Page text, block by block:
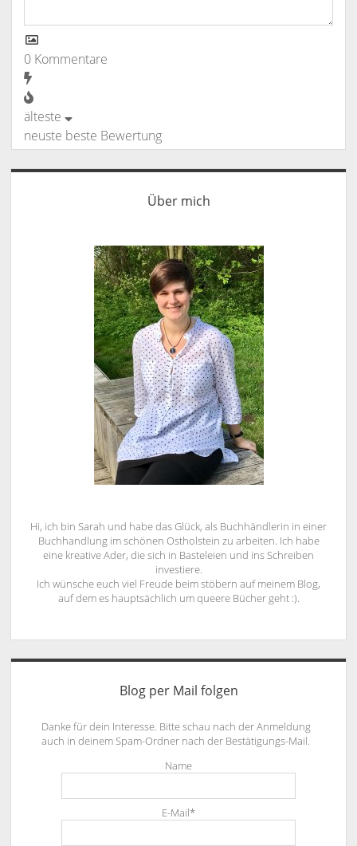
0Kommentare
älteste
neuste beste Bewertung
Sidebar
Über mich
Hi, ich bin Sarah und habe das Glück, als Buchhändlerin in einer
Buchhandlung im schönen Ostholstein zu arbeiten. Ich habe
eine kreative Ader, die sich in Basteleien und ins Schreiben
investiere.
Ich wünsche euch viel Freude beim stöbern auf meinem Blog,
auf dem es hauptsächlich um queere Bücher geht :).
Blog per Mail folgen
Danke für dein Interesse. Bitte schau nach der Anmeldung
auch in deinem Spam-Ordner nach der Bestätigungs-Mail.
Name
E-Mail*